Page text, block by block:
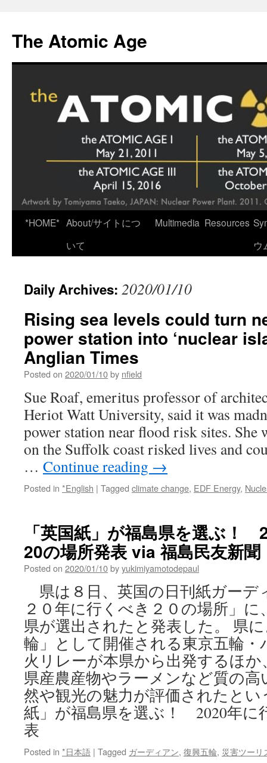
content
The Atomic Age
*HOME* About/サイトにつ
いて
Multimedia Resources
ウ
Daily Archives: 2020/01/10
Rising sea levels could turn
power station into ‘nuclear
Anglian Times
Posted on 2020/01/10by nfield
Sue Roaf, emeritus professor of
Heriot Watt University, said it was
power station near flood risk sites. She
on the Suffolk coast risked lives and
… Continue reading →
Posted in *English | Tagged climate change, EDF Energy,
「英国紙」が福島県を選ぶ！
20の場所発表 via 福島民友新聞
Posted on 2020/01/10byyukimiyamotodepaul
県は８日、英国の日刊紙ガーデ
２０年に行くべき２０の場所」
県が選出されたと発表した。 県
輪」として開催される東京五輪
火リレーが本県から出発するほ
県産農産物やラーメンなど質の
然や観光の魅力が評価されたとい
紙」が福島県を選ぶ！ 2020年に
表
Posted in *日本語 | Tagged ガーディアン, 復興五輪, 災害ツーリ